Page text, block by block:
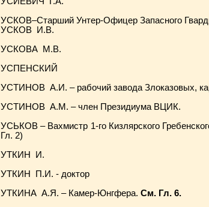
УСКОВ–Старший Унтер-Офицер Запасного
УСКОВ И.В.
УСКОВА М.В.
УСПЕНСКИЙ
УСТИНОВ А.И. – рабочий завода Злоказовых,
УСТИНОВ А.М. – член Президиума ВЦИК.
УСЬКОВ – Вахмистр 1-го Кизлярского
Гл. 2)
УТКИН И.
УТКИН П.И. - доктор
УТКИНА А.Я. – Камер-Юнгфера. См. Гл. 6.